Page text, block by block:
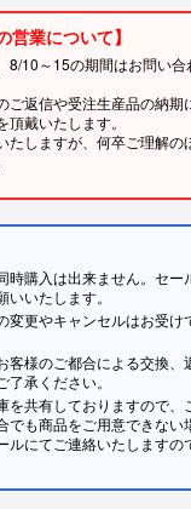
営業について】
8/10～15の期間はお問い
ご返信や受注生産品の納期
戴いたします。
たしますが、何卒ご理解の
時購入は出来ません。セー
いたします。
変更やキャンセルはお受け
客様のご都合による交換、
了承ください。
を共有しておりますので、
でも商品をご用意できない
ルにてご連絡いたしますの